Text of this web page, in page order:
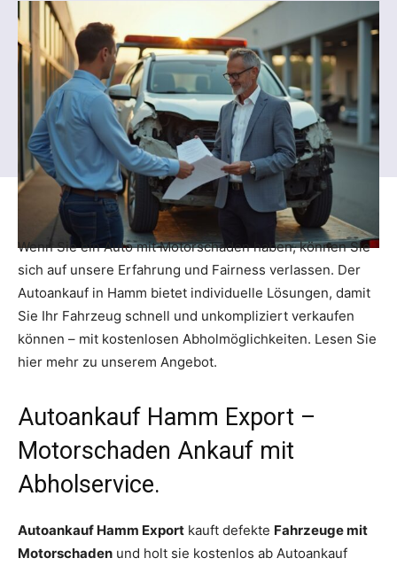
Wenn Sie ein Auto mit Motorschaden haben, können Sie
sich auf unsere Erfahrung und Fairness verlassen. Der
Autoankauf in Hamm bietet individuelle Lösungen, damit
Sie Ihr Fahrzeug schnell und unkompliziert verkaufen
können – mit kostenlosen Abholmöglichkeiten. Lesen Sie
hier mehr zu unserem Angebot.
Autoankauf Hamm Export –
Motorschaden Ankauf mit
Abholservice.
Autoankauf Hamm Export kauft defekte Fahrzeuge mit
Motorschaden und holt sie kostenlos ab Autoankauf